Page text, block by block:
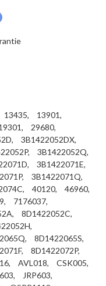
13435,
13901,
29680,
3B1422052DX,
3B1422052Q,
3B1422071E,
3B1422071Q,
40120,
46960,
7176037,
8D1422052C,
8D1422065S,
8D1422072P,
AVL018,
CSK005,
JRP603,